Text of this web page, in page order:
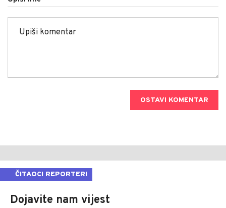
OSTAVI KOMENTAR
ČITAOCI REPORTERI
Dojavite nam vijest